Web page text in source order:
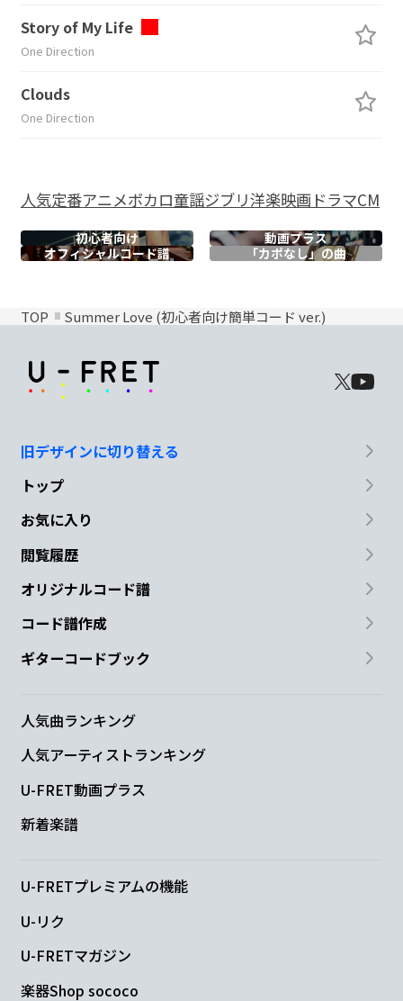
Story of My Life
One Direction
Clouds
One Direction
人気定番アニメボカロ童謡ジブリ洋楽映画ドラマCM
初心者向け
動画プラス
オフィシャルコード譜 「カポなし」の曲
TOP Summer Love (初心者向け簡単コード ver.)
旧デザインに切り替える
トップ
お気に入り
閲覧履歴
オリジナルコード譜
コード譜作成
ギターコードブック
人気曲ランキング
人気アーティストランキング
U-FRET動画プラス
新着楽譜
U-FRETプレミアムの機能
U-リク
U-FRETマガジン
楽器Shop sococo